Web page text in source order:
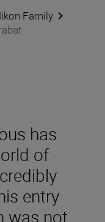
Family
has
of
entry
was not